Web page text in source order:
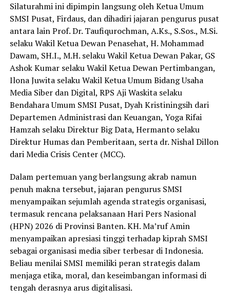
Silaturahmi ini dipimpin langsung oleh Ketua Umum
SMSI Pusat, Firdaus, dan dihadiri jajaran pengurus pusat
antara lain Prof. Dr. Taufiqurochman, A.Ks., S.Sos., M.Si.
selaku Wakil Ketua Dewan Penasehat, H. Mohammad
Dawam, SH.I., M.H. selaku Wakil Ketua Dewan Pakar, GS
Ashok Kumar selaku Wakil Ketua Dewan Pertimbangan,
Ilona Juwita selaku Wakil Ketua Umum Bidang Usaha
Media Siber dan Digital, RPS Aji Waskita selaku
Bendahara Umum SMSI Pusat, Dyah Kristiningsih dari
Departemen Administrasi dan Keuangan, Yoga Rifai
Hamzah selaku Direktur Big Data, Hermanto selaku
Direktur Humas dan Pemberitaan, serta dr. Nishal Dillon
dari Media Crisis Center (MCC).
Dalam pertemuan yang berlangsung akrab namun
penuh makna tersebut, jajaran pengurus SMSI
menyampaikan sejumlah agenda strategis organisasi,
termasuk rencana pelaksanaan Hari Pers Nasional
(HPN) 2026 di Provinsi Banten. KH. Ma’ruf Amin
menyampaikan apresiasi tinggi terhadap kiprah SMSI
sebagai organisasi media siber terbesar di Indonesia.
Beliau menilai SMSI memiliki peran strategis dalam
menjaga etika, moral, dan keseimbangan informasi di
tengah derasnya arus digitalisasi.